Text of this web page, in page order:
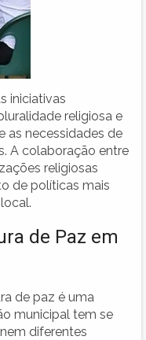
iniciativas
religiosa e
as necessidades de
A colaboração entre
religiosas
de políticas mais
de Paz em
de paz é uma
municipal tem se
diferentes